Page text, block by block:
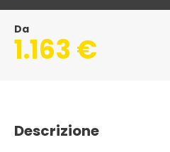
Da
1.163 €
Descrizione